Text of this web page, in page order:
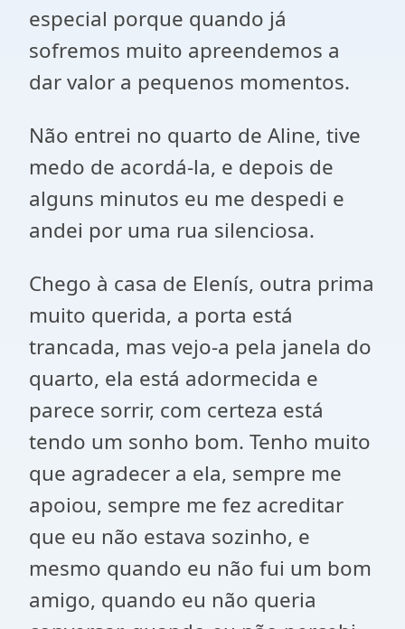
especial porque quando já
sofremos muito apreendemos a
dar valor a pequenos momentos.
Não entrei no quarto de Aline, tive
medo de acordá-la, e depois de
alguns minutos eu me despedi e
andei por uma rua silenciosa.
Chego à casa de Elenís, outra prima
muito querida, a porta está
trancada, mas vejo-a pela janela do
quarto, ela está adormecida e
parece sorrir, com certeza está
tendo um sonho bom. Tenho muito
que agradecer a ela, sempre me
apoiou, sempre me fez acreditar
que eu não estava sozinho, e
mesmo quando eu não fui um bom
amigo, quando eu não queria